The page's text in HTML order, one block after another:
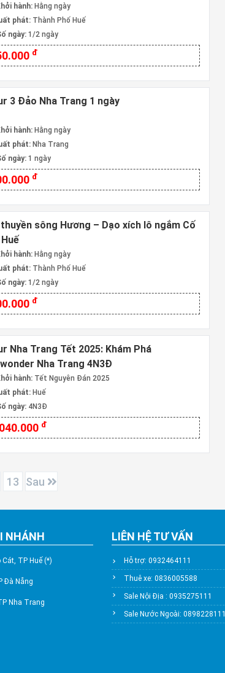
hành: Hằng ngày
phát: Thành Phố Huế
ngày: 1/2 ngày
đ
3 Đảo Nha Trang 1 ngày
hành: Hằng ngày
phát: Nha Trang
ngày: 1 ngày
đ
thuyền sông Hương – Dạo xích lô ngắm Cố
hành: Hằng ngày
phát: Thành Phố Huế
ngày: 1/2 ngày
đ
Nha Trang Tết 2025: Khám Phá
Nha Trang 4N3Đ
hành: Tết Nguyên Đán 2025
phát: Huế
ngày: 4N3Đ
đ
13 Sau
NHÁNH
TP Huế (*)
Đà Nẵng
Nha Trang
LIÊN HỆ TƯ VẤN
Hỗ trợ: 0932464111
Thuê xe: 0836005588
Sale Nội Địa : 0935275111
Sale Nước Ngoài: 0898228111